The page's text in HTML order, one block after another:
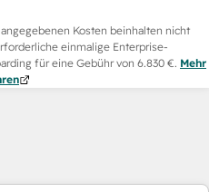
Kosten beinhalten nicht
einmalige Enterprise-
für eine Gebühr von 6.830 €. Mehr